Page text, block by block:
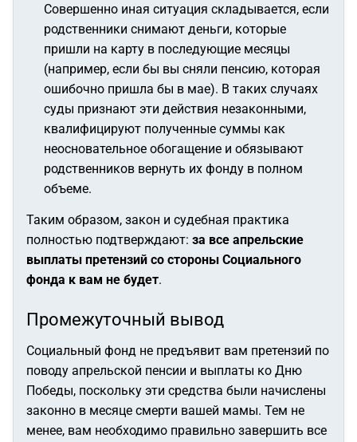
Совершенно иная ситуация складывается, если
родственники снимают деньги, которые
пришли на карту в последующие месяцы
(например, если бы вы сняли пенсию, которая
ошибочно пришла бы в мае). В таких случаях
суды признают эти действия незаконными,
квалифицируют полученные суммы как
неосновательное обогащение и обязывают
родственников вернуть их фонду в полном
объеме.
Таким образом, закон и судебная практика
полностью подтверждают: за все апрельские
выплаты претензий со стороны Социального
фонда к вам не будет.
Промежуточный вывод
Социальный фонд не предъявит вам претензий по
поводу апрельской пенсии и выплаты ко Дню
Победы, поскольку эти средства были начислены
законно в месяце смерти вашей мамы. Тем не
менее, вам необходимо правильно завершить все